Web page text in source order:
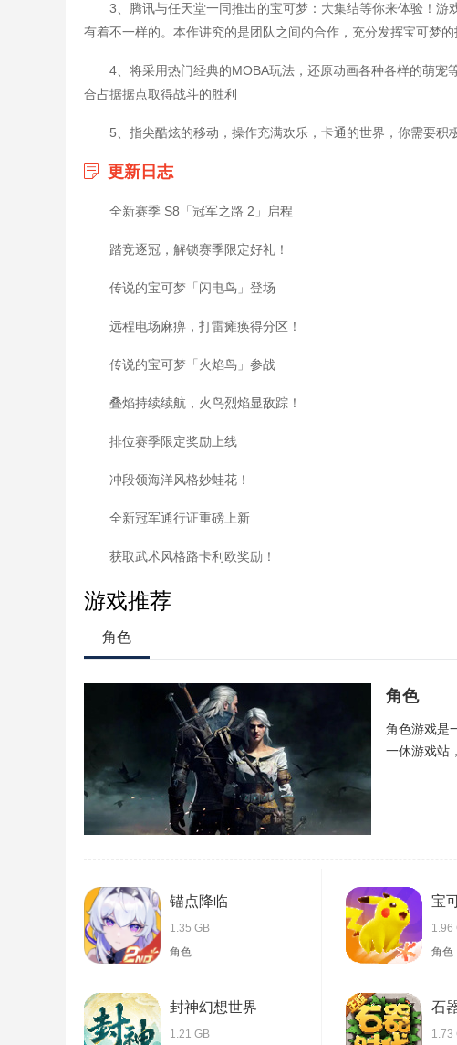
3、腾讯与任天堂一同推出的宝可梦：大集结等你来体验！
有着不一样的。本作讲究的是团队之间的合作，充分发挥宝可梦
4、将采用热门经典的MOBA玩法，还原动画各种各样的萌
合占据据点取得战斗的胜利
5、指尖酷炫的移动，操作充满欢乐，卡通的世界，你需要积
更新日志
全新赛季 S8「冠军之路 2」启程
踏竞逐冠，解锁赛季限定好礼！
传说的宝可梦「闪电鸟」登场
远程电场麻痹，打雷瘫痪得分区！
传说的宝可梦「火焰鸟」参战
叠焰持续续航，火鸟烈焰显敌踪！
排位赛季限定奖励上线
冲段领海洋风格妙蛙花！
全新冠军通行证重磅上新
获取武术风格路卡利欧奖励！
游戏推荐
角色
角色
角色游戏是
一休游戏站
锚点降临
1.35 GB
角色
宝
1.96
角色
封神幻想世界
1.21 GB
石
1.73